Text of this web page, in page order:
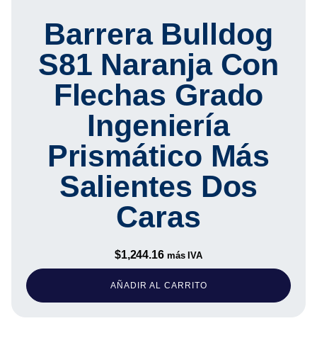
Barrera Bulldog
S81 Naranja Con
Flechas Grado
Ingeniería
Prismático Más
Salientes Dos
Caras
$1,244.16 más IVA
AÑADIR AL CARRITO